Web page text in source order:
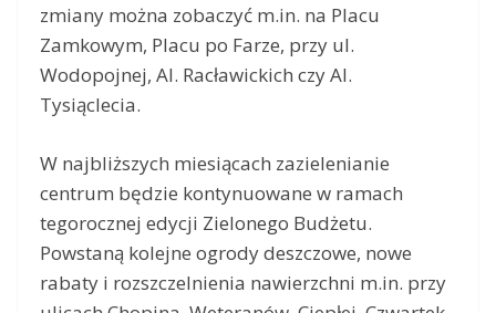
zmiany można zobaczyć m.in. na Placu
Zamkowym, Placu po Farze, przy ul.
Wodopojnej, Al. Racławickich czy Al.
Tysiąclecia.
W najbliższych miesiącach zazielenianie
centrum będzie kontynuowane w ramach
tegorocznej edycji Zielonego Budżetu.
Powstaną kolejne ogrody deszczowe, nowe
rabaty i rozszczelnienia nawierzchni m.in. przy